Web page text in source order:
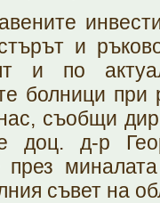
и
и по
болници
съобщи
доц. д-р
през
съвет на